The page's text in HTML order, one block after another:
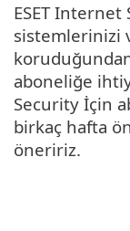
ESET
sistemlerinizi
aboneliğe
Security İçin
birkaç hafta
öneririz.